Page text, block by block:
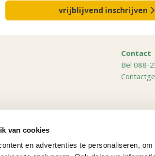
van cookies
en advertenties te personaliseren,
vrijblijvend inschrijven
Contact
Bel 088-